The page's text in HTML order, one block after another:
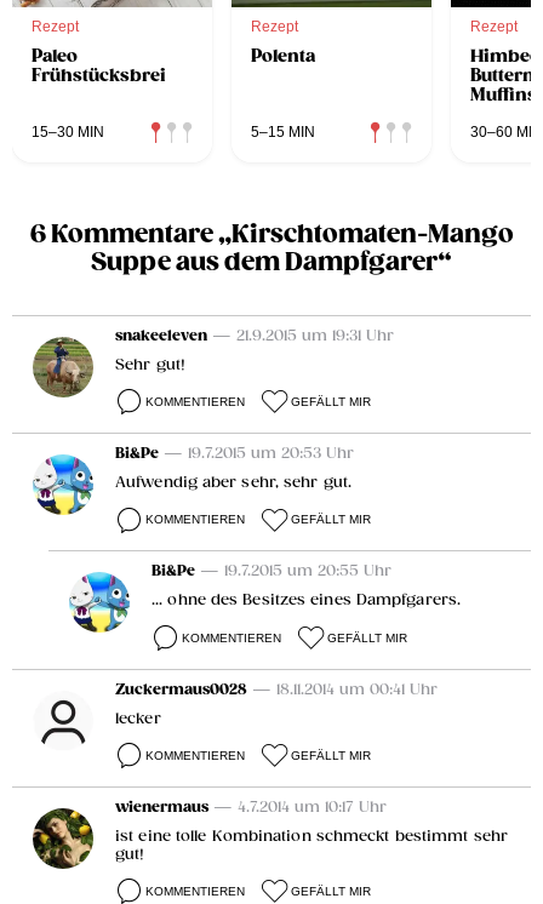
Rezept
Paleo
Frühstücksbrei
15–30 MIN
Rezept
Polenta
5–15 MIN
Rezept
Muffins
30–60 MIN
6 Kommentare „Kirschtomaten-Mango
Suppe aus dem Dampfgarer“
snakeeleven — 21.9.2015 um 19:31 Uhr
Sehr gut!
KOMMENTIEREN GEFÄLLT MIR
Bi&Pe — 19.7.2015 um 20:53 Uhr
Aufwendig aber sehr, sehr gut.
KOMMENTIEREN GEFÄLLT MIR
Bi&Pe — 19.7.2015 um 20:55 Uhr
... ohne des Besitzes eines Dampfgarers.
KOMMENTIEREN GEFÄLLT MIR
Zuckermaus0028 — 18.11.2014 um 00:41 Uhr
lecker
KOMMENTIEREN GEFÄLLT MIR
wienermaus — 4.7.2014 um 10:17 Uhr
ist eine tolle Kombination schmeckt bestimmt sehr
gut!
KOMMENTIEREN GEFÄLLT MIR